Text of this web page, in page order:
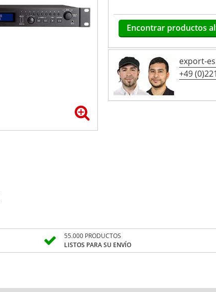
Encontrar productos
export-
+49
55.000 PRODUCTOS
LISTOS PARA SU ENVÍO